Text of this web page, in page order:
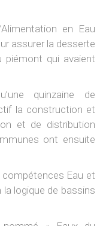
en Eau
assurer la desserte
qui avaient
quinzaine de
la construction et
et de distribution
ont ensuite
compétences Eau et
logique de bassins